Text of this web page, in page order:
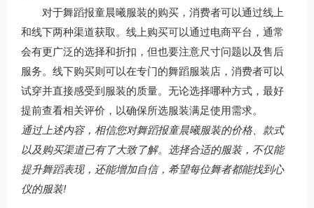
对于舞蹈报童晨曦服装的购买，消费者可以通过线上
和线下两种渠道获取。线上购买可以通过电商平台，通常
会有更广泛的选择和折扣，但也要注意尺寸问题以及售后
服务。线下购买则可以在专门的舞蹈服装店，消费者可以
试穿并直接感受到服装的质量。无论选择哪种方式，最好
提前查看相关评价，以确保所选服装满足使用需求。
通过上述内容，相信您对舞蹈报童晨曦服装的价格、款式
以及购买渠道已有了大致了解。选择合适的服装，不仅能
提升舞蹈表现，还能增加自信，希望每位舞者都能找到心
仪的服装!